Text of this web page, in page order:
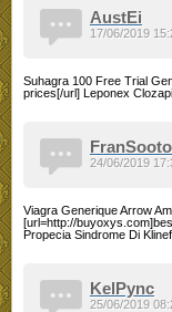
AustEi
Suhagra 100 Free Trial
prices[/url] Leponex
17/06/2019
FranSooto
Viagra Generique Arrow
[url=http://
Propecia Sindrome Di
24/06/2019
KelPync
25/06/2019